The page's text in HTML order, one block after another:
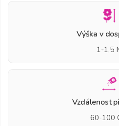
Výška v
1-1,5
Vzdálenost
60-100